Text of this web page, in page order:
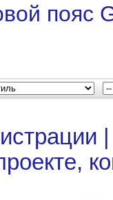
пояс